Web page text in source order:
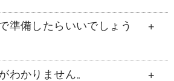
最適な小さな式場です。
故人様と親しかった友人・知
だき、最期のお別れの時間を
しいただける葬儀です。
ダードな和食はもちろん、地
創作フレンチを提供しており
び、思い出を語りあい、共有
の場を、見た目や香り、味で
準備したらいいでしょう
くありますが、誰に託すのか
わかりません。